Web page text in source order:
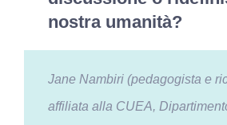
nostra umanità?
Jane Nambiri (pedagogista e
affiliata alla CUEA,